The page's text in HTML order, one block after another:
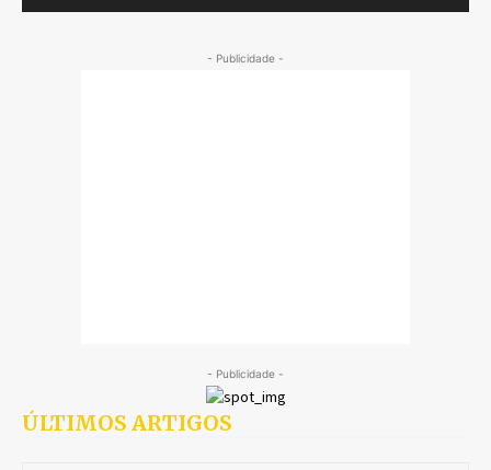
- Publicidade -
- Publicidade -
ÚLTIMOS ARTIGOS